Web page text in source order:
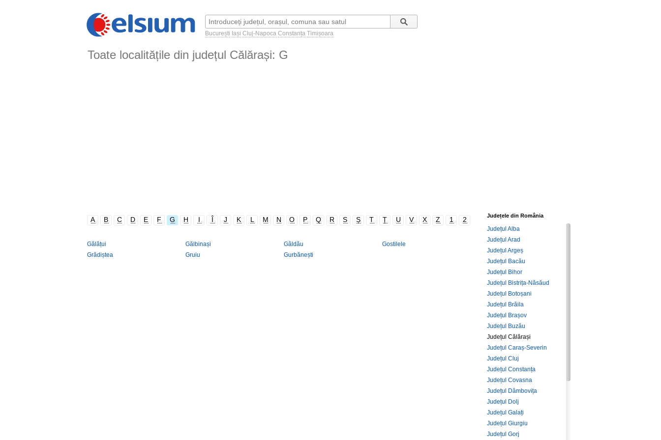
București Iași Cluj-Napoca Constanța Timișoara
Toate localitățile din județul Călărași: G
A B C D E F G H I Î J K L M N O P Q R S Ș T Ț U V X Z 1 2
Gălățui Gălbinași Gâldău
Gostilele
Grădiștea
Gruiu Gurbănești
Județele din România
Județul Alba
Județul Arad
Județul Argeș
Județul Bacău
Județul Bihor
Județul Bistrița-Năsăud
Județul Botoșani
Județul Brăila
Județul Brașov
Județul Buzău
Județul Călărași
Județul Caraș-Severin
Județul Cluj
Județul Constanța
Județul Covasna
Județul Dâmbovița
Județul Dolj
Județul Galați
Județul Giurgiu
Județul Gorj